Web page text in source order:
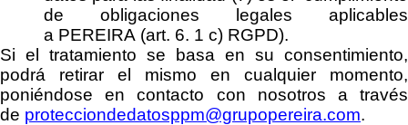
de obligaciones legales aplicables
a PEREIRA (art. 6. 1 c) RGPD).
Si el tratamiento se basa en su consentimiento,
podrá retirar el mismo en cualquier momento,
poniéndose en contacto con nosotros a través
de protecciondedatosppm@grupopereira.com.